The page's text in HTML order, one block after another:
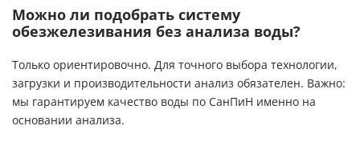
Можно ли подобрать систему
обезжелезивания без анализа воды?
Только ориентировочно. Для точного выбора технологии,
загрузки и производительности анализ обязателен. Важно:
мы гарантируем качество воды по СанПиН именно на
основании анализа.